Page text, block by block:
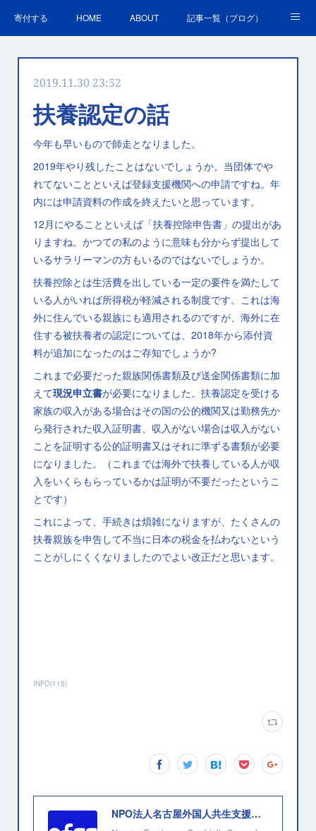
寄付する HOME ABOUT 記事一覧（ブログ）
ＳＤＧｓの取組 お問合せ
2019.11.30 23:52
扶養認定の話
今年も早いもので師走となりました。
2019年やり残したことはないでしょうか。当団体でや
れてないことといえば登録支援機関への申請ですね。年
内には申請資料の作成を終えたいと思っています。
12月にやることといえば「扶養控除申告書」の提出があ
りますね。かつての私のように意味も分からず提出して
いるサラリーマンの方もいるのではないでしょうか。
扶養控除とは生活費を出している一定の要件を満たして
いる人がいれば所得税が軽減される制度です。これは海
外に住んでいる親族にも適用されるのですが、海外に在
住する被扶養者の認定については、2018年から添付資
料が追加になったのはご存知でしょうか?
これまで必要だった親族関係書類及び送金関係書類に加
えて現況申立書が必要になりました。扶養認定を受ける
家族の収入がある場合はその国の公的機関又は勤務先か
ら発行された収入証明書、収入がない場合は収入がない
ことを証明する公的証明書又はそれに準ずる書類が必要
になりました。（これまでは海外で扶養している人が収
入をいくらもらっているかは証明が不要だったというこ
とです）
これによって、手続きは煩雑になりますが、たくさんの
扶養親族を申告して不当に日本の税金を払わないという
ことがしにくくなりましたのでよい改正だと思います。
INFO(115)
NPO法人名古屋外国人共生支援協会